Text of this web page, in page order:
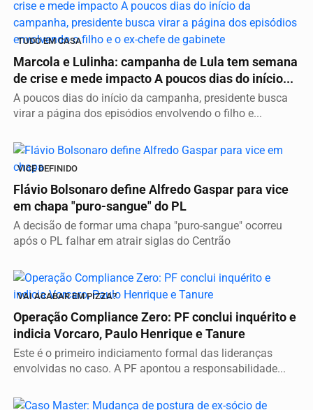
TUDO EM CASA
Marcola e Lulinha: campanha de Lula tem semana
de crise e mede impacto A poucos dias do início...
A poucos dias do início da campanha, presidente busca
virar a página dos episódios envolvendo o filho e...
VICE DEFINIDO
Flávio Bolsonaro define Alfredo Gaspar para vice
em chapa "puro-sangue" do PL
A decisão de formar uma chapa "puro-sangue" ocorreu
após o PL falhar em atrair siglas do Centrão
VAI ACABAR EM PIZZA?
Operação Compliance Zero: PF conclui inquérito e
indicia Vorcaro, Paulo Henrique e Tanure
Este é o primeiro indiciamento formal das lideranças
envolvidas no caso. A PF apontou a responsabilidade...